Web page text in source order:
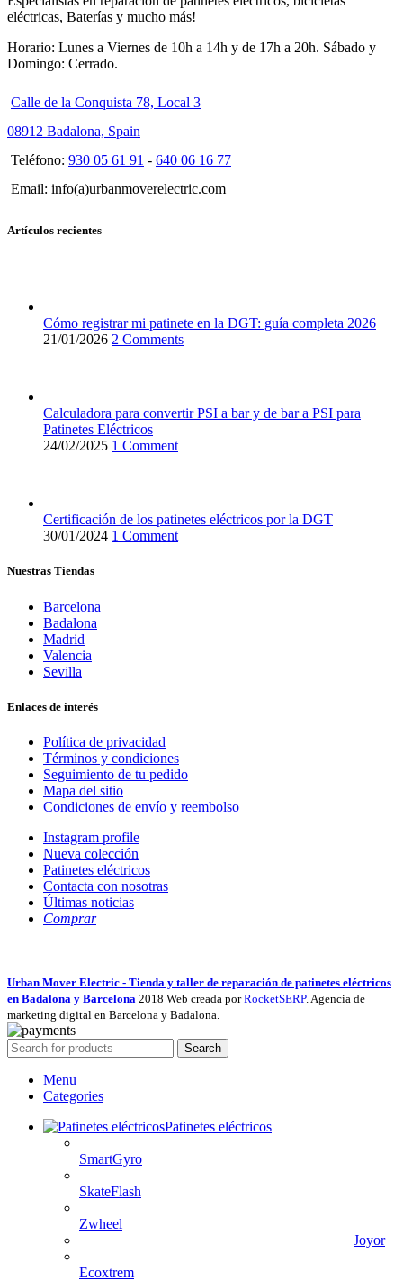
eléctricas, Baterías y mucho más!
Horario: Lunes a Viernes de 10h a 14h y de 17h a 20h. Sábado y
Domingo: Cerrado.
Calle de la Conquista 78, Local 3
08912 Badalona, Spain
Teléfono: 930 05 61 91 - 640 06 16 77
Email: info(a)urbanmoverelectric.com
Artículos recientes
Cómo registrar mi patinete en la DGT: guía completa 2026
21/01/2026 2 Comments
Calculadora para convertir PSI a bar y de bar a PSI para
Patinetes Eléctricos
24/02/2025 1 Comment
Certificación de los patinetes eléctricos por la DGT
30/01/2024 1 Comment
Nuestras Tiendas
Barcelona
Badalona
Madrid
Valencia
Sevilla
Enlaces de interés
Política de privacidad
Términos y condiciones
Seguimiento de tu pedido
Mapa del sitio
Condiciones de envío y reembolso
Instagram profile
Nueva colección
Patinetes eléctricos
Contacta con nosotras
Últimas noticias
Comprar
Urban Mover Electric - Tienda y taller de reparación de patinetes eléctricos
en Badalona y Barcelona 2018 Web creada porRocketSERP. Agencia de
marketing digital en Barcelona y Badalona.
Search
Menu
Categories
Patinetes eléctricos
SmartGyro
SkateFlash
Zwheel
Joyor
Ecoxtrem